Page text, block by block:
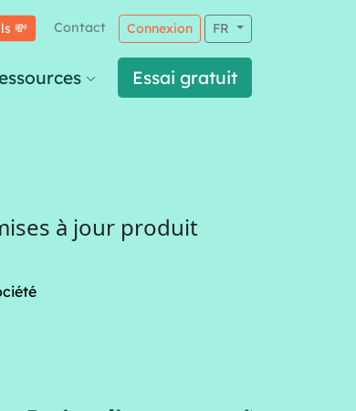
💸 Contact Connexion FR
Essai gratuit
à jour produit